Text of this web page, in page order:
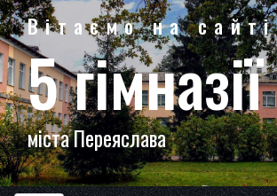
Вітаємо на сайті
5 гімназії
міста Переяслава